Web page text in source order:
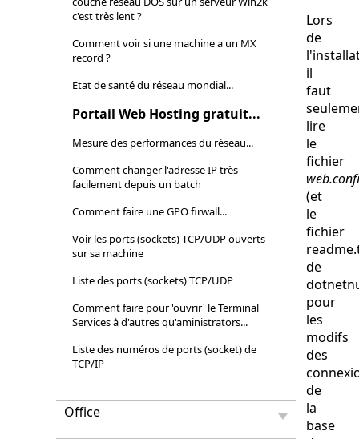
c'est très lent ?
Comment voir si une machine a un MX
record ?
Etat de santé du réseau mondial...
Portail Web Hosting gratuit...
Mesure des performances du réseau...
Comment changer l'adresse IP très
facilement depuis un batch
Comment faire une GPO firwall...
Voir les ports (sockets) TCP/UDP ouverts
sur sa machine
Liste des ports (sockets) TCP/UDP
Comment faire pour 'ouvrir' le Terminal
Services à d'autres qu'aministrators...
Liste des numéros de ports (socket) de
TCP/IP
Office
Lors
de
il
faut
lire
le
fichier
(et
le
fichier
de
pour
les
modifs
des
de
la
base